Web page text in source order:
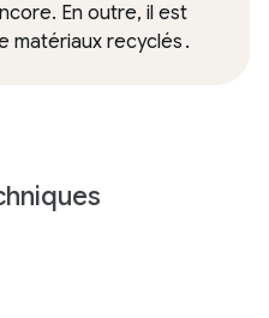
En outre, il est
matériaux recyclés.